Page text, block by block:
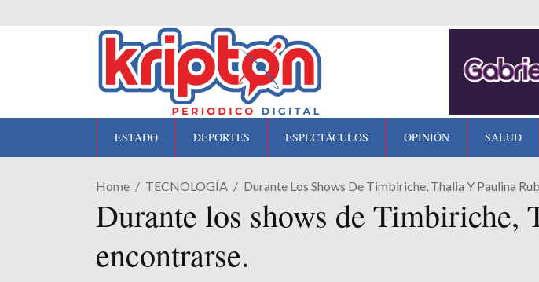
ESTADO DEPORTES ESPECTÁCULOS OPINIÓN SALUD
Home TECNOLOGÍA Durante Los Shows De Timbiriche, Thalia Y Paulina
Durante los shows de Timbiriche,
encontrarse.